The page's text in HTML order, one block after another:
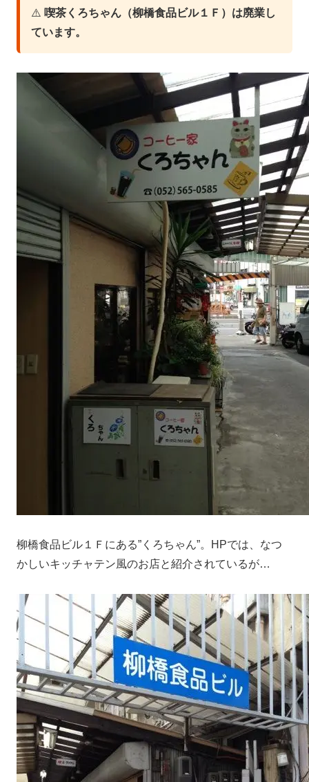
⚠️ 喫茶くろちゃん（柳橋食品ビル１Ｆ）は廃業し
ています。
柳橋食品ビル１Ｆにある”くろちゃん”。HPでは、なつ
かしいキッチャテン風のお店と紹介されているが…